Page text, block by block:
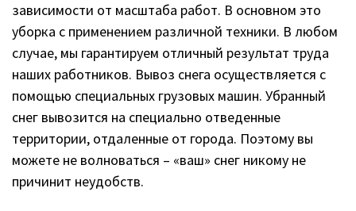
зависимости от масштаба работ. В основном это
уборка с применением различной техники. В любом
случае, мы гарантируем отличный результат труда
наших работников. Вывоз снега осуществляется с
помощью специальных грузовых машин. Убранный
снег вывозится на специально отведенные
территории, отдаленные от города. Поэтому вы
можете не волноваться – «ваш» снег никому не
причинит неудобств.